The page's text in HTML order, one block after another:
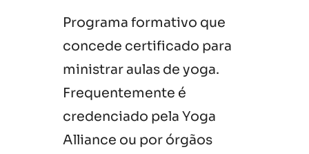
Programa formativo que
concede certificado para
ministrar aulas de yoga.
Frequentemente é
credenciado pela Yoga
Alliance ou por órgãos